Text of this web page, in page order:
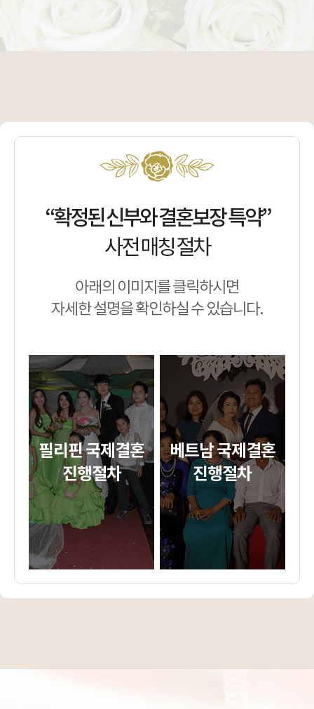
“확정된 신부와 결혼보장 특약”
사전 매칭 절차
아래의 이미지를 클릭하시면
자세한 설명을 확인하실 수 있습니다.
필리핀 국제결혼
진행절차
베트남 국제결혼
진행절차